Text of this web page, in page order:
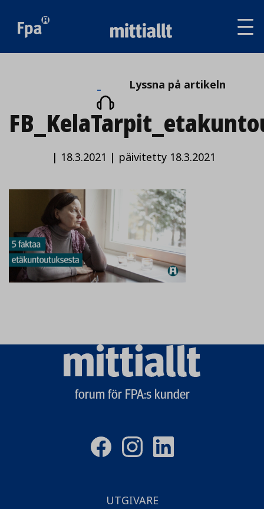
Lyssna
på
artikeln
Lyssna på artikeln
| 18.3.2021 | päivitetty 18.3.2021
Mittiallt
forum för FPA:s kunder
UTGIVARE